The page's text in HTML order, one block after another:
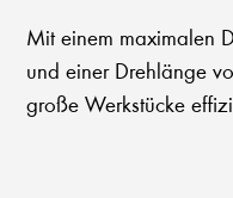
Mit einem maximalen
und einer Drehlänge
große Werkstücke